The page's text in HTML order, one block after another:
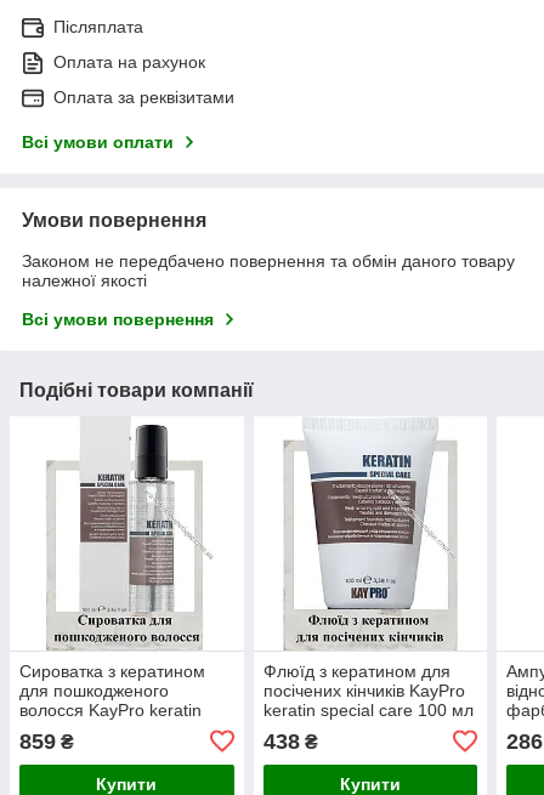
Післяплата
Оплата на рахунок
Оплата за реквізитами
Всі умови оплати
Умови повернення
Законом не передбачено повернення та обмін даного товару
належної якості
Всі умови повернення
Подібні товари компанії
Сироватка з кератином
для пошкодженого
волосся KayPro keratin
859 ₴
Купити
Флюїд з кератином для
посічених кінчиків KayPro
keratin special care 100 мл
438₴
Купити
286